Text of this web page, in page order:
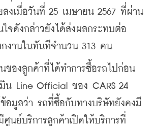
ลงเมื่อวันที่ 25 เมษายน 2567 ที่ผ่าน
จดังกล่าวยังได้ส่งผลกระทบต่อ
งานในทันทีจำนวน 313 คน
งลูกค้าที่ได้ทำการซื้อรถไปก่อน
น Line Official ของ CARS 24
อมูลว่า รถที่ซื้อกับทางบริษัทยังคงมี
นย์บริการลูกค้าเปิดให้บริการที่